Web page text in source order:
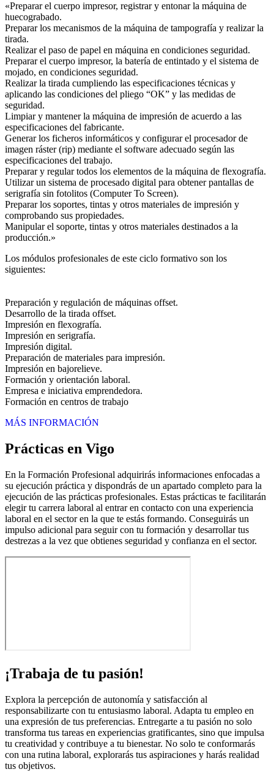
«Preparar el cuerpo impresor, registrar y entonar la máquina de
huecograbado.
Preparar los mecanismos de la máquina de tampografía y realizar la
tirada.
Realizar el paso de papel en máquina en condiciones seguridad.
Preparar el cuerpo impresor, la batería de entintado y el sistema de
mojado, en condiciones seguridad.
Realizar la tirada cumpliendo las especificaciones técnicas y
aplicando las condiciones del pliego “OK” y las medidas de
seguridad.
Limpiar y mantener la máquina de impresión de acuerdo a las
especificaciones del fabricante.
Generar los ficheros informáticos y configurar el procesador de
imagen ráster (rip) mediante el software adecuado según las
especificaciones del trabajo.
Preparar y regular todos los elementos de la máquina de flexografía.
Utilizar un sistema de procesado digital para obtener pantallas de
serigrafía sin fotolitos (Computer To Screen).
Preparar los soportes, tintas y otros materiales de impresión y
comprobando sus propiedades.
Manipular el soporte, tintas y otros materiales destinados a la
producción.»
Los módulos profesionales de este ciclo formativo son los
siguientes:
Preparación y regulación de máquinas offset.
Desarrollo de la tirada offset.
Impresión en flexografía.
Impresión en serigrafía.
Impresión digital.
Preparación de materiales para impresión.
Impresión en bajorelieve.
Formación y orientación laboral.
Empresa e iniciativa emprendedora.
Formación en centros de trabajo
MÁS INFORMACIÓN
Prácticas en Vigo
En la Formación Profesional adquirirás informaciones enfocadas a
su ejecución práctica y dispondrás de un apartado completo para la
ejecución de las prácticas profesionales. Estas prácticas te facilitarán
elegir tu carrera laboral al entrar en contacto con una experiencia
laboral en el sector en la que te estás formando. Conseguirás un
impulso adicional para seguir con tu formación y desarrollar tus
destrezas a la vez que obtienes seguridad y confianza en el sector.
¡Trabaja de tu pasión!
Explora la percepción de autonomía y satisfacción al
responsabilizarte con tu entusiasmo laboral. Adapta tu empleo en
una expresión de tus preferencias. Entregarte a tu pasión no solo
transforma tus tareas en experiencias gratificantes, sino que impulsa
tu creatividad y contribuye a tu bienestar. No solo te conformarás
con una rutina laboral, explorarás tus aspiraciones y harás realidad
tus objetivos.